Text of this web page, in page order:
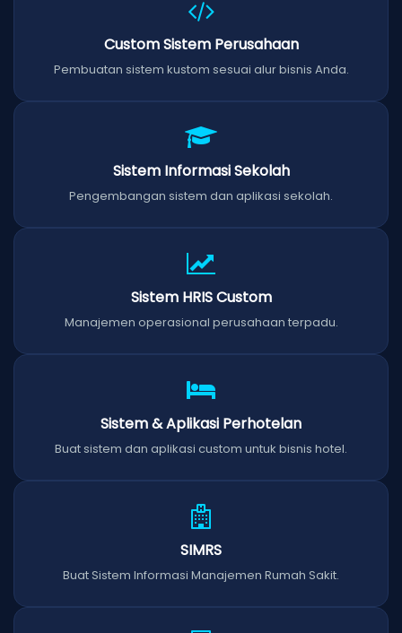
Custom Sistem Perusahaan
Pembuatan sistem kustom sesuai alur bisnis Anda.
Sistem Informasi Sekolah
Pengembangan sistem dan aplikasi sekolah.
Sistem HRIS Custom
Manajemen operasional perusahaan terpadu.
Sistem & Aplikasi Perhotelan
Buat sistem dan aplikasi custom untuk bisnis hotel.
SIMRS
Buat Sistem Informasi Manajemen Rumah Sakit.